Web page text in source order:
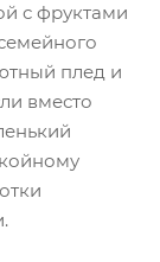
с фруктами
плед и
вместо